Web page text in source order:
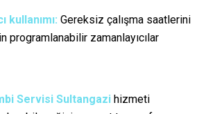
kullanımı: Gereksiz çalışma saatlerini
programlanabilir zamanlayıcılar
Servisi Sultangazihizmeti